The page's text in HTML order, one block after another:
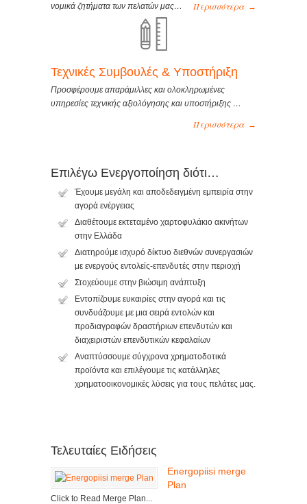
νομικά ζητήματα των πελατών μας…
Περισσότερα →
Τεχνικές Συμβουλές & Υποστήριξη
Προσφέρουμε απαράμιλλες και ολοκληρωμένες
υπηρεσίες τεχνικής αξιολόγησης και υποστήριξης …
Περισσότερα →
Επιλέγω Ενεργοποίηση διότι…
Έχουμε μεγάλη και αποδεδειγμένη εμπειρία στην
αγορά ενέργειας
Διαθέτουμε εκτεταμένο χαρτοφυλάκιο ακινήτων
στην Ελλάδα
Διατηρούμε ισχυρό δίκτυο διεθνών συνεργασιών
με ενεργούς εντολείς-επενδυτές στην περιοχή
Στοχεύουμε στην βιώσιμη ανάπτυξη
Εντοπίζουμε ευκαιρίες στην αγορά και τις
συνδυάζουμε με μια σειρά εντολών και
προδιαγραφών δραστήριων επενδυτών και
διαχειριστών επενδυτικών κεφαλαίων
Αναπτύσσουμε σύγχρονα χρηματοδοτικά
προϊόντα και επιλέγουμε τις κατάλληλες
χρηματοοικονομικές λύσεις για τους πελάτες μας.
Τελευταίες Ειδήσεις
Energopiisi merge
Plan
Click to Read Merge Plan...